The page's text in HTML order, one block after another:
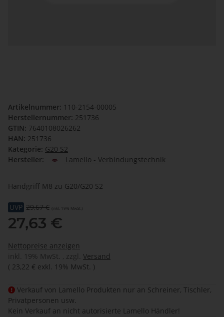
Artikelnummer: 110-2154-00005
Herstellernummer: 251736
GTIN: 7640108026262
HAN: 251736
Kategorie: G20 S2
Hersteller:
Lamello - Verbindungstechnik
Handgriff M8 zu G20/G20 S2
UVP 29,67 € (inkl. 19% MwSt.)
27,63 €
Nettopreise anzeigen
inkl. 19% MwSt. , zzgl. Versand
( 23,22 € exkl. 19% MwSt. )
Verkauf von Lamello Produkten nur an Schreiner, Tischler,
Privatpersonen usw.
Kein Verkauf an nicht autorisierte Lamello Händler!